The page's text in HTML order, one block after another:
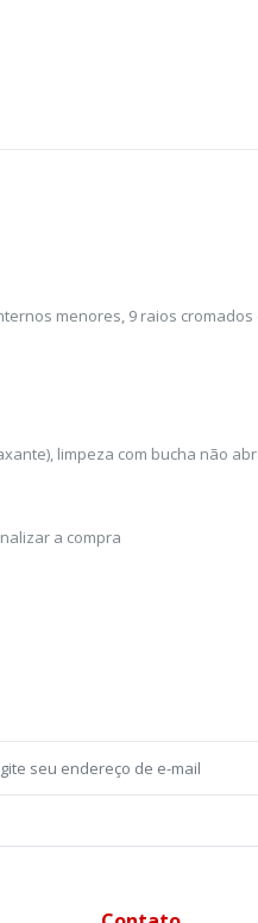
menores, 9 raios
limpeza com bucha não
a compra